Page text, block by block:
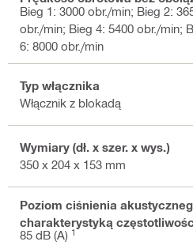
Bieg 1: 3000 obr./min; Bieg 2:
obr./min; Bieg 4: 5400 obr./min;
6: 8000 obr./min
Typ włącznika
Włącznik z blokadą
Wymiary (dł. x szer. x wys.)
350 x 204 x 153 mm
Poziom ciśnienia
charakterystyką
85 dB (A) 1